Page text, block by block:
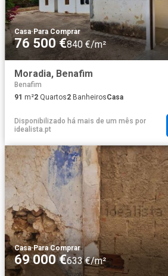
Casa·Para Comprar
76 500 €840 €/m²
Moradia, Benafim
Benafim
91 m²2 Quartos2 BanheirosCasa
Disponibilizado há mais de um mês por
idealista.pt
Casa·Para Comprar
69 000 €633 €/m²